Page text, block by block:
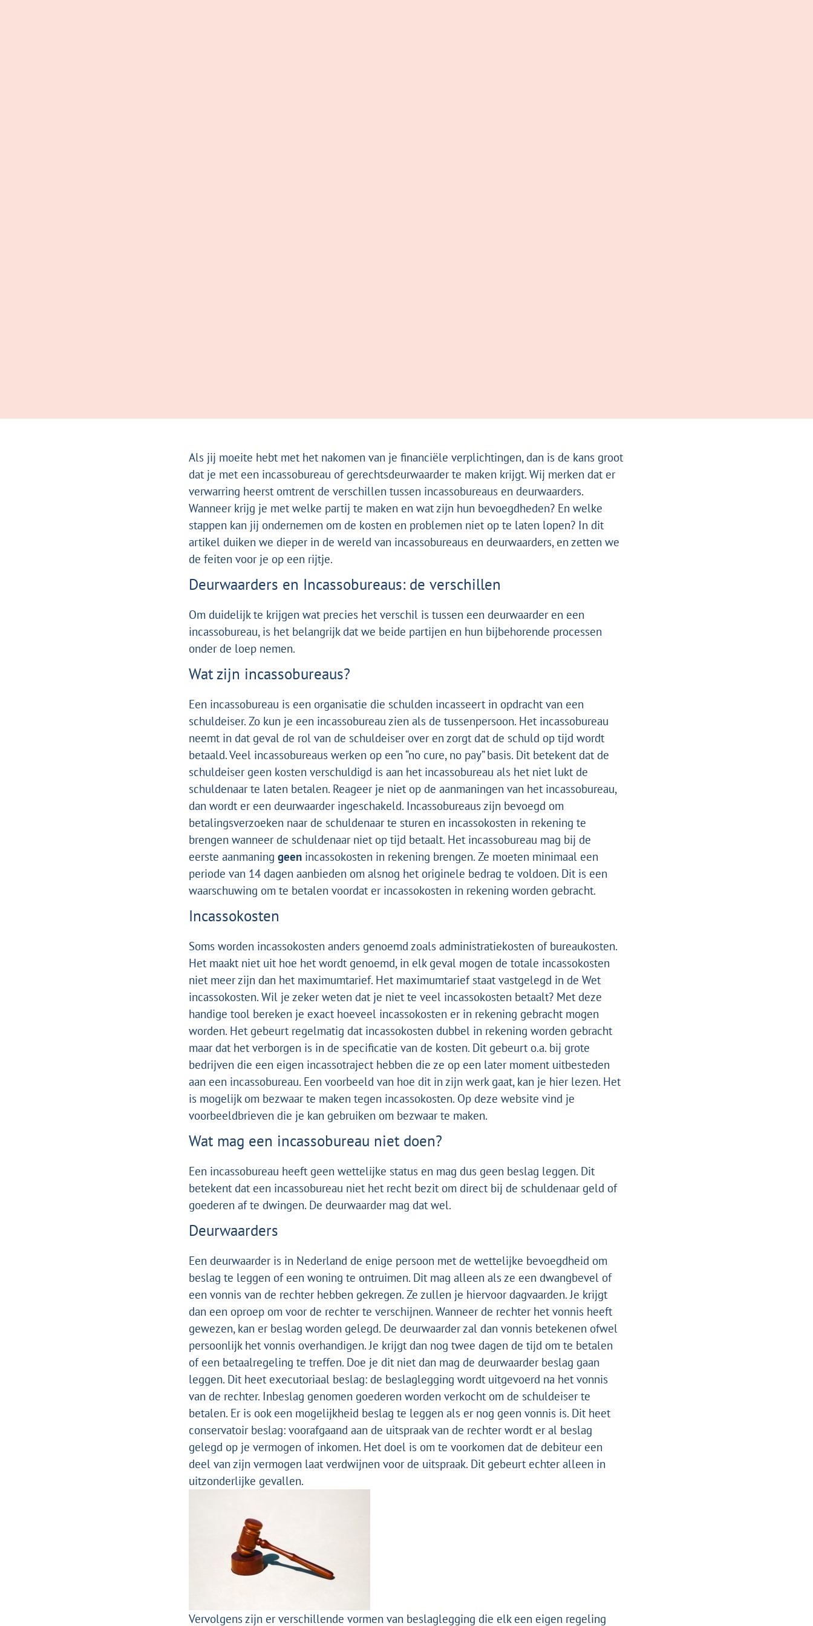
Als jij moeite hebt met het nakomen van je financiële verplichtingen, dan is de kans groot
dat je met een incassobureau of gerechtsdeurwaarder te maken krijgt. Wij merken dat er
verwarring heerst omtrent de verschillen tussen incassobureaus en deurwaarders.
Wanneer krijg je met welke partij te maken en wat zijn hun bevoegdheden? En welke
stappen kan jij ondernemen om de kosten en problemen niet op te laten lopen? In dit
artikel duiken we dieper in de wereld van incassobureaus en deurwaarders, en zetten we
de feiten voor je op een rijtje.
Deurwaarders en Incassobureaus: de verschillen
Om duidelijk te krijgen wat precies het verschil is tussen een deurwaarder en een
incassobureau, is het belangrijk dat we beide partijen en hun bijbehorende processen
onder de loep nemen.
Wat zijn incassobureaus?
Een incassobureau is een organisatie die schulden incasseert in opdracht van een
schuldeiser. Zo kun je een incassobureau zien als de tussenpersoon. Het incassobureau
neemt in dat geval de rol van de schuldeiser over en zorgt dat de schuld op tijd wordt
betaald. Veel incassobureaus werken op een “no cure, no pay” basis. Dit betekent dat de
schuldeiser geen kosten verschuldigd is aan het incassobureau als het niet lukt de
schuldenaar te laten betalen. Reageer je niet op de aanmaningen van het incassobureau,
dan wordt er een deurwaarder ingeschakeld. Incassobureaus zijn bevoegd om
betalingsverzoeken naar de schuldenaar te sturen en incassokosten in rekening te
brengen wanneer de schuldenaar niet op tijd betaalt. Het incassobureau mag bij de
eerste aanmaninggeen incassokosten in rekening brengen. Ze moeten minimaal een
periode van 14 dagen aanbieden om alsnog het originele bedrag te voldoen. Dit is een
waarschuwing om te betalen voordat er incassokosten in rekening worden gebracht.
Incassokosten
Soms worden incassokosten anders genoemd zoals administratiekosten of bureaukosten.
Het maakt niet uit hoe het wordt genoemd, in elk geval mogen de totale incassokosten
niet meer zijn dan het maximumtarief. Het maximumtarief staat vastgelegd in deWet
incassokosten. Wil je zeker weten dat je niet te veel incassokosten betaalt? Met deze
handige tool bereken je exact hoeveel incassokosten er in rekening gebracht mogen
worden. Het gebeurt regelmatig dat incassokosten dubbel in rekening worden gebracht
maar dat het verborgen is in de specificatie van de kosten. Dit gebeurt o.a. bij grote
bedrijven die een eigen incassotraject hebben die ze op een later moment uitbesteden
aan een incassobureau. Een voorbeeld van hoe dit in zijn werk gaat, kan je hier lezen. Het
is mogelijk om bezwaar te maken tegen incassokosten. Op deze website vind je
voorbeeldbrieven die je kan gebruiken om bezwaar te maken.
Wat mag een incassobureau niet doen?
Een incassobureau heeft geen wettelijke status en mag dus geen beslag leggen. Dit
betekent dat een incassobureau niet het recht bezit om direct bij de schuldenaar geld of
goederen af te dwingen. De deurwaarder mag dat wel.
Deurwaarders
Een deurwaarder is in Nederland de enige persoon met de wettelijke bevoegdheid om
beslag te leggen of een woning te ontruimen. Dit mag alleen als ze een dwangbevel of
een vonnis van de rechter hebben gekregen. Ze zullen je hiervoor dagvaarden. Je krijgt
dan een oproep om voor de rechter te verschijnen. Wanneer de rechter het vonnis heeft
gewezen, kan er beslag worden gelegd. De deurwaarder zal dan vonnis betekenen ofwel
persoonlijk het vonnis overhandigen.Je krijgt dan nog twee dagen de tijd om te betalen
of een betaalregeling te treffen. Doe je dit niet dan mag de deurwaarder beslag gaan
leggen. Dit heet executoriaal beslag: de beslaglegging wordt uitgevoerd na het vonnis
van de rechter. Inbeslag genomen goederen worden verkocht om de schuldeiser te
betalen. Er is ook een mogelijkheid beslag te leggen als er nog geen vonnis is. Dit heet
conservatoir beslag: voorafgaand aan de uitspraak van de rechter wordt er al beslag
gelegd op je vermogen of inkomen. Het doel is om te voorkomen dat de debiteur een
deel van zijn vermogen laat verdwijnen voor de uitspraak. Dit gebeurt echter alleen in
uitzonderlijke gevallen.
Vervolgens zijn er verschillende vormen van beslaglegging die elk een eigen regeling